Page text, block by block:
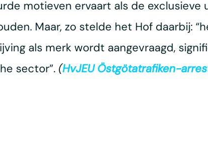
motieven ervaart als de exclusieve
Maar, zo stelde het Hof daarbij:
als merk wordt aangevraagd,
sector”. (HvJEU Östgötatrafiken-